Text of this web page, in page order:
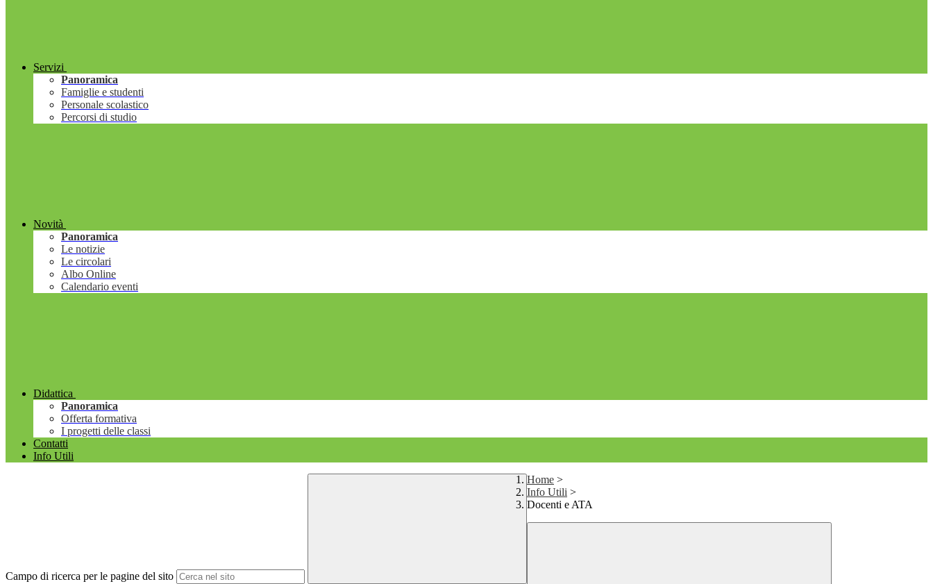
Servizi
Panoramica
Famiglie e studenti
Personale scolastico
Percorsi di studio
Novità
Panoramica
Le notizie
Le circolari
Albo Online
Calendario eventi
Didattica
Panoramica
Offerta formativa
I progetti delle classi
Contatti
Info Utili
Campo di ricerca per le pagine del sito
Home >
Info Utili >
Docenti e ATA